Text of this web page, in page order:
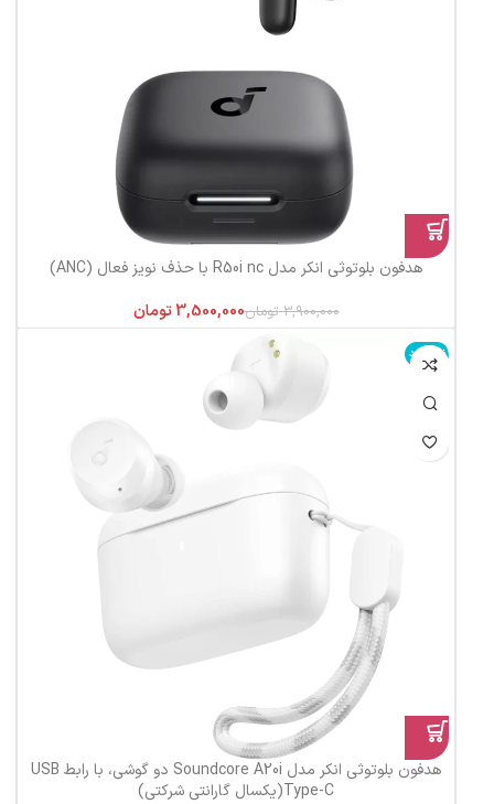
هدفون بلوتوثی انکر مدل R50i nc با حذف نویز فعال (ANC)
3,900,000 تومان3,500,000 تومان
ناموجود
هدفون بلوتوثی انکر مدل Soundcore A20i دو گوشی، با رابط USB
Type-C(یکسال گارانتی شرکتی)